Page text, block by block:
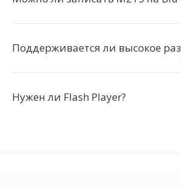
Поддерживается ли высокое
Нужен ли Flash Player?